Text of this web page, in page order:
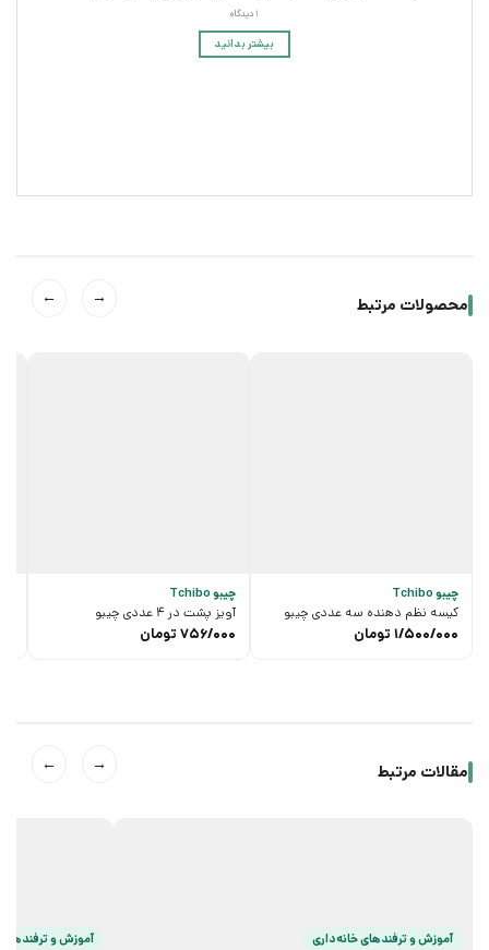
1 دیدگاه
بیشتر بدانید
محصولات مرتبط →
←
چیبو Tchibo
کیسه نظم دهنده سه عددی چیبو
1/500/000 تومان
چیبو Tchibo
آویز پشت در 4 عددی چیبو
756/000 تومان
مقالات مرتبط →
←
آموزش و ترفند‌های خانه‌داری آموزش و